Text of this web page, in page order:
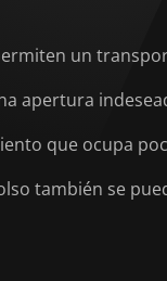
un
apertura
que ocupa
también se